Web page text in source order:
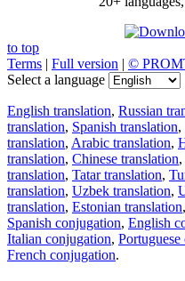
to top
Terms | Full version | ©
Select a language
English translation, Russian
translation, Spanish translation,
translation, Arabic translation,
translation, Chinese translation,
translation, Tatar translation,
translation, Uzbek translation,
translation, Estonian translation,
Spanish conjugation, English
Italian conjugation,
French conjugation.